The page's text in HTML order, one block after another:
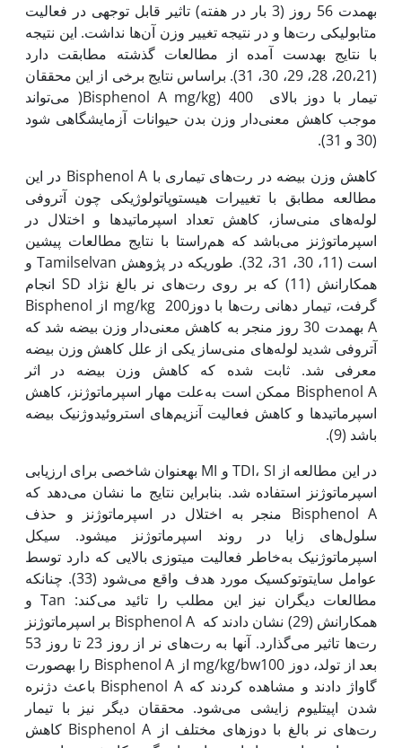
به‏مدت 56 روز (3 بار در هفته) تاثیر قابل توجهی در فعالیت
متابولیکی رت‌ها و در نتیجه تغییر وزن آن‌ها نداشت. این نتیجه
با نتایج به‏دست آمده از مطالعات گذشته مطابقت دارد
(20،21، 28، 29، 30، 31). براساس نتایج برخی از این محققان
تیمار با دوز بالای Bisphenol A mg/kg) 400( می‌تواند
موجب کاهش معنی‌دار وزن بدن حیوانات آزمایشگاهی شود
(30 و 31).
کاهش وزن بیضه در رت‌های تیماری با Bisphenol A در این
مطالعه مطابق با تغییرات هیستوپاتولوژیکی چون آتروفی
لوله‌های منی‌ساز، کاهش تعداد اسپرماتیدها و اختلال در
اسپرماتوژنز می‌باشد که هم‌راستا با نتایج مطالعات پیشین
است (11، 30، 31، 32). طوری‏که در پژوهش Tamilselvan و
همکارانش (11) که بر روی رت‌های نر بالغ نژاد SD انجام
گرفت، تیمار دهانی رت‌ها با دوزmg/kg 200 از Bisphenol
A به‏مدت 30 روز منجر به کاهش معنی‌دار وزن بیضه شد که
آتروفی شدید لوله‌های منی‌ساز یکی از علل کاهش وزن بیضه
معرفی شد. ثابت شده که کاهش وزن بیضه در اثر
Bisphenol A ممکن است به‌علت مهار اسپرماتوژنز، کاهش
اسپرماتیدها و کاهش فعالیت آنزیم‌های استروئیدوژنیک بیضه
باشد (9).
در این مطالعه از TDI، SI و MI به‏عنوان شاخصی برای ارزیابی
اسپرماتوژنز استفاده شد. بنابراین نتایج ما نشان می‌دهد که
Bisphenol A منجر به اختلال در اسپرماتوژنز و حذف
سلول‌های زایا در روند اسپرماتوژنز می‏شود. سیکل
اسپرماتوژنیک به‌خاطر فعالیت میتوزی بالایی که دارد توسط
عوامل سایتوتوکسیک مورد هدف واقع می‌شود (33). چنان‏که
مطالعات دیگران نیز این مطلب را تائید می‌کند: Tan و
همکارانش (29) نشان دادند که Bisphenol A بر اسپرماتوژنز
رت‌ها تاثیر می‌گذارد. آن‏ها به رت‌های نر از روز 23 تا روز 53
بعد از تولد، دوز mg/kg/bw100 از Bisphenol A را به‏صورت
گاواژ دادند و مشاهده کردند که Bisphenol A باعث دژنره
شدن اپی‏تلیوم زایشی می‌شود. محققان دیگر نیز با تیمار
رت‌های نر بالغ با دوزهای مختلف از Bisphenol A کاهش